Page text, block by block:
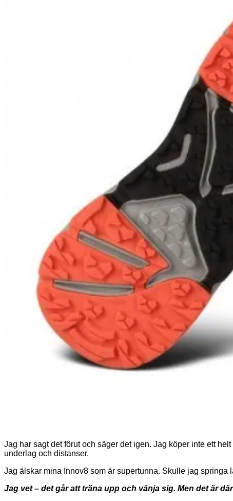
Jag har sagt det förut och säger det igen. Jag köper inte ett
underlag och distanser.
Jag älskar mina Innov8 som är supertunna. Skulle jag
Jag vet – det går att träna upp och vänja sig. Men det är